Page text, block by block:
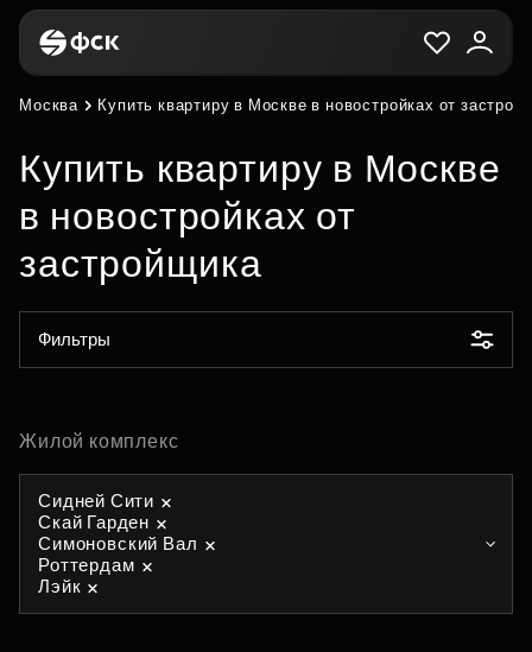
Москва Купить квартиру в Москве в новостройках от
Купить квартиру в Москве
в новостройках от
застройщика
Фильтры
Жилой комплекс
Сидней Сити
Скай Гарден
Симоновский Вал
Роттердам
Лэйк